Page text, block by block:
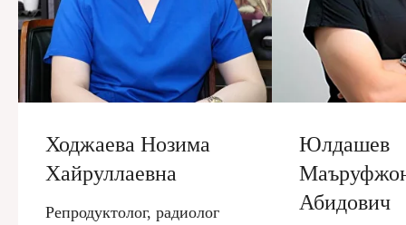
Ходжаева Нозима
Хайруллаевна
Репродуктолог, радиолог
Юлдашев
Абидович